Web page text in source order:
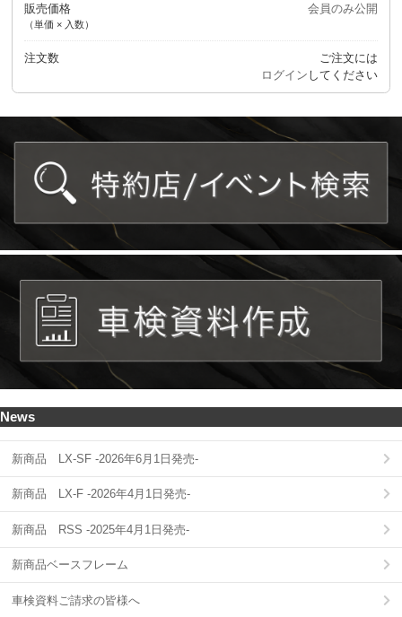
販売価格
（単価 × 入数）
会員のみ公開
注文数
ご注文には
ログイン してください
News
新商品 LX-SF -2026年6月1日発売-
新商品 LX-F -2026年4月1日発売-
新商品 RSS -2025年4月1日発売-
新商品ベースフレーム
車検資料ご請求の皆様へ